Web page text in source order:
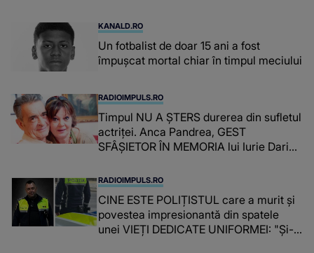
KANALD.RO
Un fotbalist de doar 15 ani a fost
împușcat mortal chiar în timpul meciului
RADIOIMPULS.RO
Timpul NU A ȘTERS durerea din sufletul
actriței. Anca Pandrea, GEST
SFÂȘIETOR ÎN MEMORIA lui Iurie Darie:
timpul parcă..."
RADIOIMPULS.RO
CINE ESTE POLIȚISTUL care a murit și
povestea impresionantă din spatele
unei VIEȚI DEDICATE UNIFORMEI: "Și-a